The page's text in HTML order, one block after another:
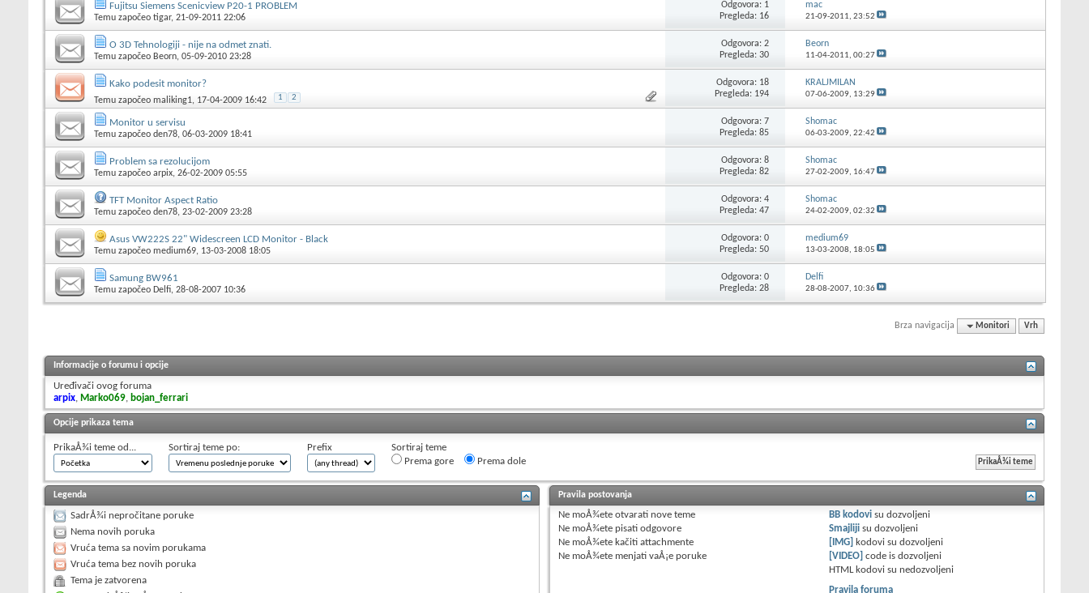
Fujitsu Siemens Scenicview P20-1 PROBLEM
Temu započeo tigar, 21-09-2011 22:06
Odgovora: 1
Pregleda: 16
mac
21-09-2011, 23:52
O 3D Tehnologiji - nije na odmet znati.
Temu započeo Beorn, 05-09-2010 23:28
Odgovora: 2
Pregleda: 30
Beorn
11-04-2011, 00:27
Kako podesit monitor?
Temu započeo maliking1, 17-04-2009 16:42 1 2
Odgovora: 18
Pregleda: 194
KRALJMILAN
07-06-2009, 13:29
Monitor u servisu
Temu započeo den78, 06-03-2009 18:41
Odgovora: 7
Pregleda: 85
Shomac
06-03-2009, 22:42
Problem sa rezolucijom
Temu započeo arpix, 26-02-2009 05:55
Odgovora: 8
Pregleda: 82
Shomac
27-02-2009, 16:47
TFT Monitor Aspect Ratio
Temu započeo den78, 23-02-2009 23:28
Odgovora: 4
Pregleda: 47
Shomac
24-02-2009, 02:32
Asus VW222S 22" Widescreen LCD Monitor - Black
Temu započeo medium69, 13-03-2008 18:05
Odgovora: 0
Pregleda: 50
medium69
13-03-2008, 18:05
Samung BW961
Temu započeo Delfi, 28-08-2007 10:36
Odgovora: 0
Pregleda: 28
Delfi
28-08-2007, 10:36
Brza navigacija Monitori Vrh
Informacije o forumu i opcije
Uređivači ovog foruma
arpix, Marko069, bojan_ferrari
Opcije prikaza tema
PrikaÅ¾i teme od... Sortiraj teme po: Prefix
Sortiraj teme
Prema gore
Prema dole
Legenda
SadrÅ¾i nepročitane poruke
Nema novih poruka
Vruća tema sa novim porukama
Vruća tema bez novih poruka
Tema je zatvorena
Pravila postovanja
Ne moÅ¾ete otvarati nove teme
Ne moÅ¾ete pisati odgovore
Ne moÅ¾ete kačiti attachmente
Ne moÅ¾ete menjati vaÅ¡e poruke
BB kodovi sudozvoljeni
Smajliji sudozvoljeni
[IMG] kodovi sudozvoljeni
[VIDEO] code isdozvoljeni
HTML kodovi su nedozvoljeni
Pravila foruma